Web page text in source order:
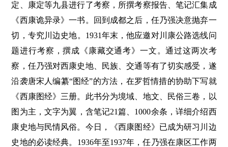
定、康定等九县进行了考察，所撰考察报告、笔记汇集成
《西康诡异录》一书。回到成都之后，任乃强决意抛弃一
切，专究川边史地。1931年末，他应邀对川康公路选线问
题进行考察，撰成《康藏交通考》一文。通过这两次考
察，任乃强对西康史地、民族、交通等有了切实感受，遂
沿袭唐宋人编纂“图经”的方法，在罗哲情措的协助下写就
《西康图经》三册。此书分为境域、地文、民俗三卷，以
图为主，文字为翼，含笔记21篇、1000余条，详细介绍西
康史地与民情风俗。今日，《西康图经》已成为研习川边
史地的必读经典。1936年至1937年，任乃强在康区工作两